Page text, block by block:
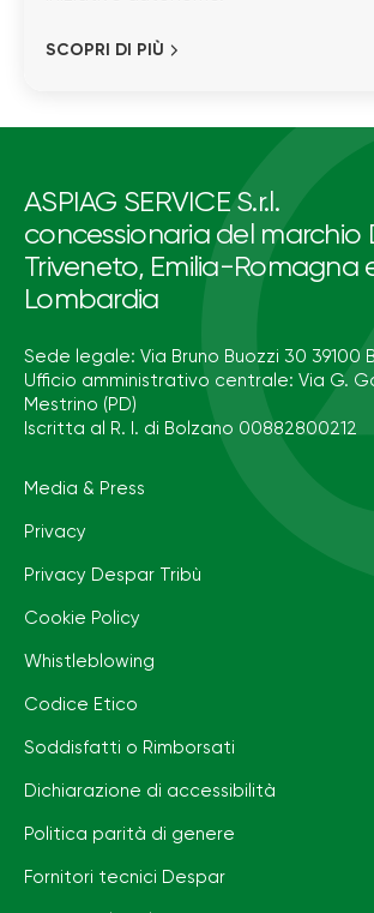
SCOPRI DI PIÙ
ASPIAG SERVICE S.r.l.
concessionaria del marchio
Triveneto, Emilia-Romagna
Lombardia
Sede legale: Via Bruno Buozzi 30 39100
Ufficio amministrativo centrale: Via G.
Mestrino (PD)
Iscritta al R. I. di Bolzano 00882800212
Media & Press
Privacy
Privacy Despar Tribù
Cookie Policy
Whistleblowing
Codice Etico
Soddisfatti o Rimborsati
Dichiarazione di accessibilità
Politica parità di genere
Fornitori tecnici Despar